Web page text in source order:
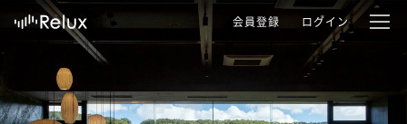
会員登録 ログイン